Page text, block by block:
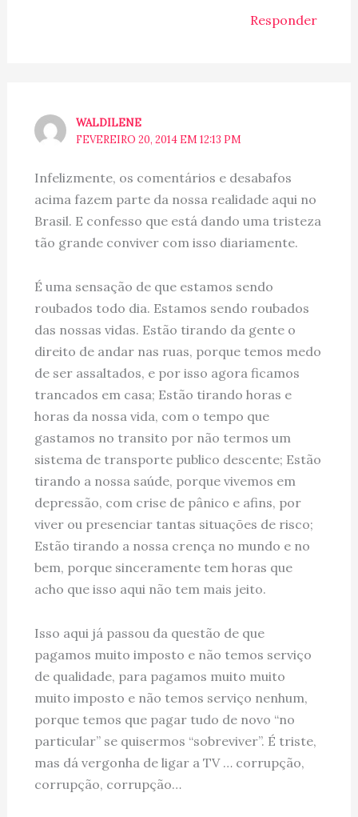
Responder
WALDILENE
FEVEREIRO 20, 2014 EM 12:13 PM
Infelizmente, os comentários e desabafos
acima fazem parte da nossa realidade aqui no
Brasil. E confesso que está dando uma tristeza
tão grande conviver com isso diariamente.
É uma sensação de que estamos sendo
roubados todo dia. Estamos sendo roubados
das nossas vidas. Estão tirando da gente o
direito de andar nas ruas, porque temos medo
de ser assaltados, e por isso agora ficamos
trancados em casa; Estão tirando horas e
horas da nossa vida, com o tempo que
gastamos no transito por não termos um
sistema de transporte publico descente; Estão
tirando a nossa saúde, porque vivemos em
depressão, com crise de pânico e afins, por
viver ou presenciar tantas situações de risco;
Estão tirando a nossa crença no mundo e no
bem, porque sinceramente tem horas que
acho que isso aqui não tem mais jeito.
Isso aqui já passou da questão de que
pagamos muito imposto e não temos serviço
de qualidade, para pagamos muito muito
muito imposto e não temos serviço nenhum,
porque temos que pagar tudo de novo “no
particular” se quisermos “sobreviver”. É triste,
mas dá vergonha de ligar a TV … corrupção,
corrupção, corrupção…